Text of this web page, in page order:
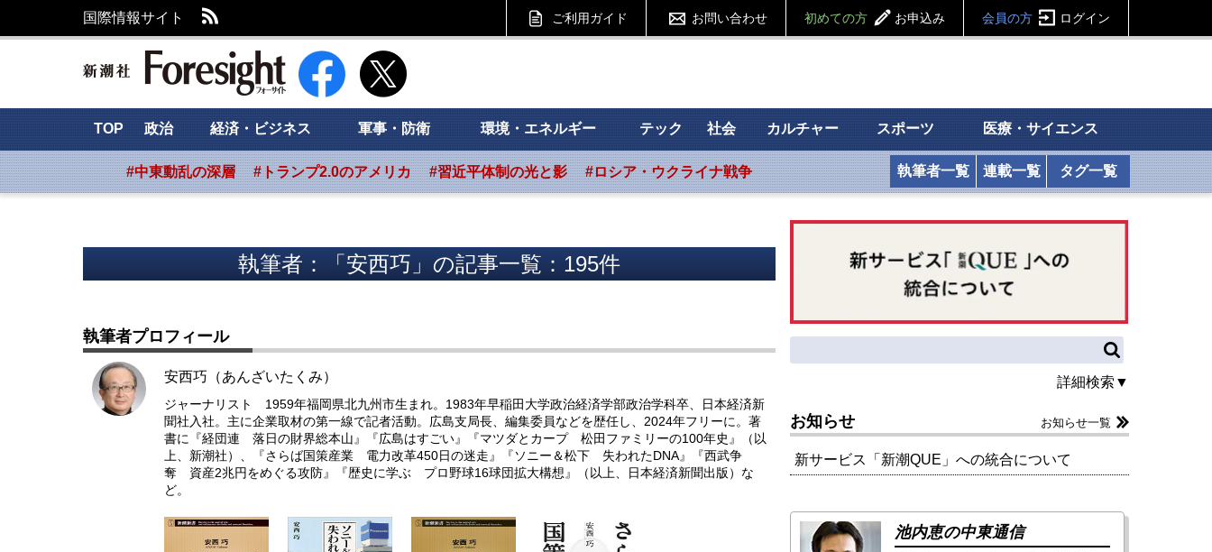
国際情報サイト ご利用ガイド お問い合わせ 初めての方 お申込み 会員の方 ログイン
新潮社 Foresight フォーサイト
TOP 政治 経済・ビジネス 軍事・防衛 環境・エネルギー テック 社会 カルチャー スポーツ 医療・サイエンス
#中東動乱の深層 #トランプ2.0のアメリカ #習近平体制の光と影 #ロシア・ウクライナ戦争 執筆者一覧 連載一覧 タグ一覧
執筆者：「安西巧」の記事一覧：195件
執筆者プロフィール
安西巧（あんざいたくみ）
ジャーナリスト 1959年福岡県北九州市生まれ。1983年早稲田大学政治経済学部政治学科卒、日本経済新
聞社入社。主に企業取材の第一線で記者活動。広島支局長、編集委員などを歴任し、2024年フリーに。著
書に『経団連 落日の財界総本山』『広島はすごい』『マツダとカープ 松田ファミリーの100年史』（以
上、新潮社）、『さらば国策産業 電力改革450日の迷走』『ソニー＆松下 失われたDNA』『西武争
奪 資産2兆円をめぐる攻防』『歴史に学ぶ プロ野球16球団拡大構想』（以上、日本経済新聞出版）な
ど。
詳細検索▼
お知らせ お知らせ一覧
新サービス「新潮QUE」への統合について
池内恵の中東通信